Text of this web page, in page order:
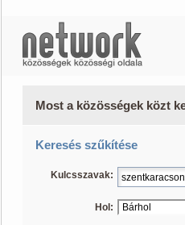
Most a közösségek közt
Keresés szűkítése
Kulcsszavak:
Hol: